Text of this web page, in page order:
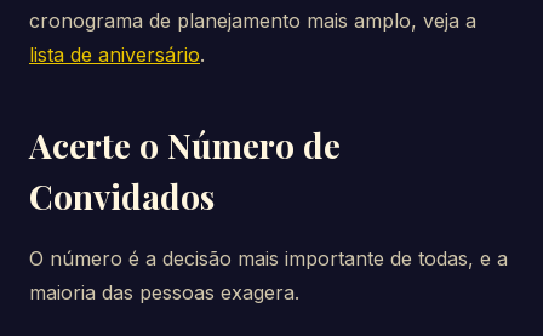
cronograma de planejamento mais amplo, veja a
lista de aniversário.
Acerte o Número de
Convidados
O número é a decisão mais importante de todas, e a
maioria das pessoas exagera.